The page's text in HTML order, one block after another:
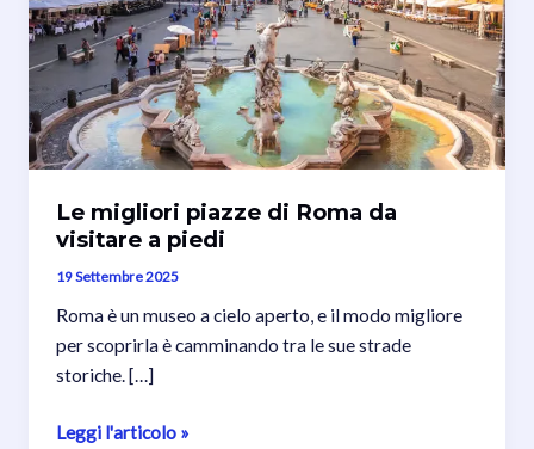
Le migliori piazze di Roma da
visitare a piedi
19 Settembre 2025
Roma è un museo a cielo aperto, e il modo migliore
per scoprirla è camminando tra le sue strade
storiche. […]
Le
Leggi l'articolo »